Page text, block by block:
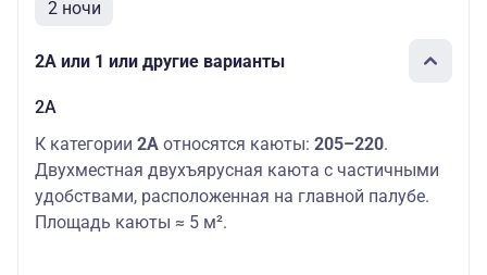
2 ночи
2А или 1 или другие варианты
2А
К категории 2А относятся каюты: 205–220.
Двухместная двухъярусная каюта с частичными
удобствами, расположенная на главной палубе.
Площадь каюты ≈ 5 м².